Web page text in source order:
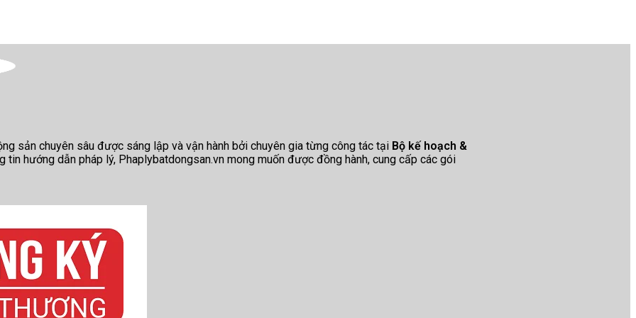
sản chuyên sâu được sáng lập và vận hành bởi chuyên gia từng công tác tại Bộ kế hoạch &
tin hướng dẫn pháp lý, Phaplybatdongsan.vn mong muốn được đồng hành, cung cấp các gói